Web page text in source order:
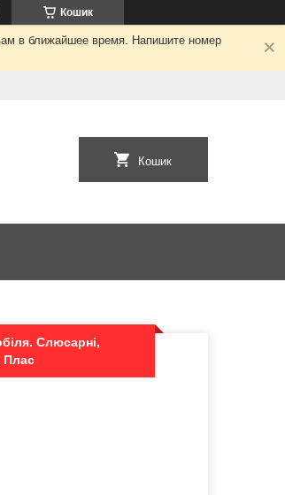
Кошик
в ближайшее время. Напишите номер
Кошик
Слюсарні,
Плас